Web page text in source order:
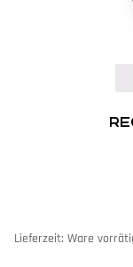
Lieferzeit: Ware